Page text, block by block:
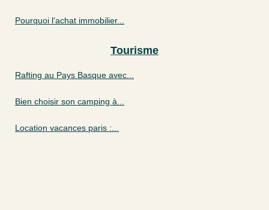
Pourquoi l'achat immobilier...
Tourisme
Rafting au Pays Basque avec...
Bien choisir son camping à...
Location vacances paris :...